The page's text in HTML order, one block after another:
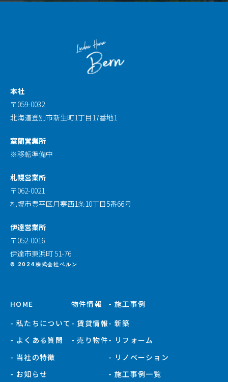
本社
〒059-0032
北海道登別市新生町1丁目17番地1
室蘭営業所
※移転準備中
札幌営業所
〒062-0021
札幌市豊平区月寒西1条10丁目5番66号
伊達営業所
〒052-0016
伊達市東浜町 51-76
© 2024株式会社ベルン
HOME
- 私たちについて
- よくある質問
- 当社の特徴
- お知らせ
物件情報
- 賃貸情報
- 売り物件
- 施工事例
- 新築
- リフォーム
- リノベーション
- 施工事例一覧